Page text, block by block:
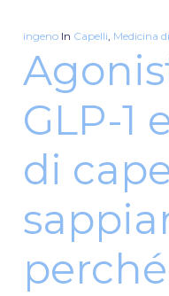
ingeno In Capelli, Medicina
GLP-1
di